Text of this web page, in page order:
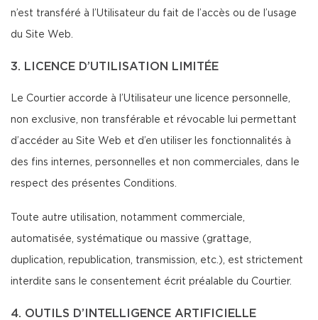
n’est transféré à l’Utilisateur du fait de l’accès ou de l’usage
du Site Web.
3. LICENCE D’UTILISATION LIMITÉE
Le Courtier accorde à l’Utilisateur une licence personnelle,
non exclusive, non transférable et révocable lui permettant
d’accéder au Site Web et d’en utiliser les fonctionnalités à
des fins internes, personnelles et non commerciales, dans le
respect des présentes Conditions.
Toute autre utilisation, notamment commerciale,
automatisée, systématique ou massive (grattage,
duplication, republication, transmission, etc.), est strictement
interdite sans le consentement écrit préalable du Courtier.
4. OUTILS D’INTELLIGENCE ARTIFICIELLE